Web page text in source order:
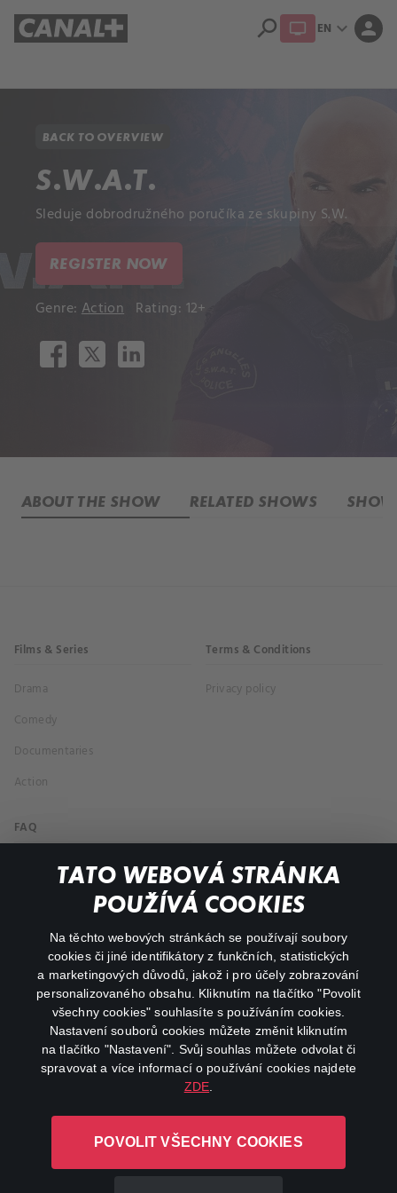
TATO WEBOVÁ STRÁNKA
POUŽÍVÁ COOKIES
Na těchto webových stránkách se používají soubory
cookies či jiné identifikátory z funkčních, statistických
a marketingových důvodů, jakož i pro účely zobrazování
personalizovaného obsahu. Kliknutím na tlačítko "Povolit
všechny cookies" souhlasíte s používáním cookies.
Nastavení souborů cookies můžete změnit kliknutím
na tlačítko "Nastavení". Svůj souhlas můžete odvolat či
spravovat a více informací o používání cookies najdete
ZDE
POVOLIT VŠECHNY COOKIES
search EN expand_more person
BACK TO OVERVIEW
S.W.A.T.
Sleduje dobrodružného poručíka ze skupiny S.W.
REGISTER NOW
Genre: Action Rating: 12+
ABOUT THE SHOW RELATED SHOWS
Films & Series
Drama
Comedy
Documentaries
Action
Terms & Conditions
Privacy policy
FAQ
My profile
facebookinstagram
youtube
L-1246 Luxembourg R.C.S.